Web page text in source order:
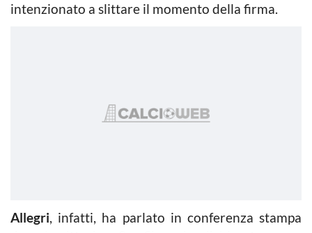
intenzionato a slittare il momento della firma.
Allegri, infatti, ha parlato in conferenza stampa